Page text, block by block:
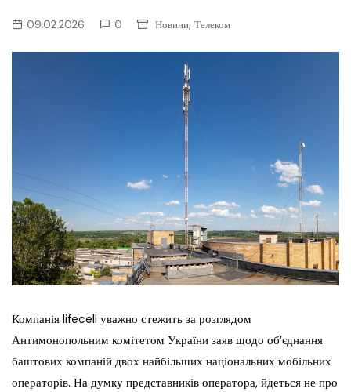
09.02.2026 0 Новини, Телеком
Компанія lifecell уважно стежить за розглядом
Антимонопольним комітетом України заяв щодо об’єднання
баштових компаній двох найбільших національних мобільних
операторів. На думку представників оператора, йдеться не про